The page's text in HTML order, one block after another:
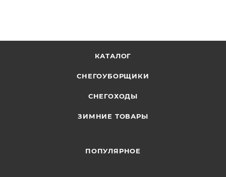
КАТАЛОГ
СНЕГОУБОРЩИКИ
СНЕГОХОДЫ
ЗИМНИЕ ТОВАРЫ
ПОПУЛЯРНОЕ